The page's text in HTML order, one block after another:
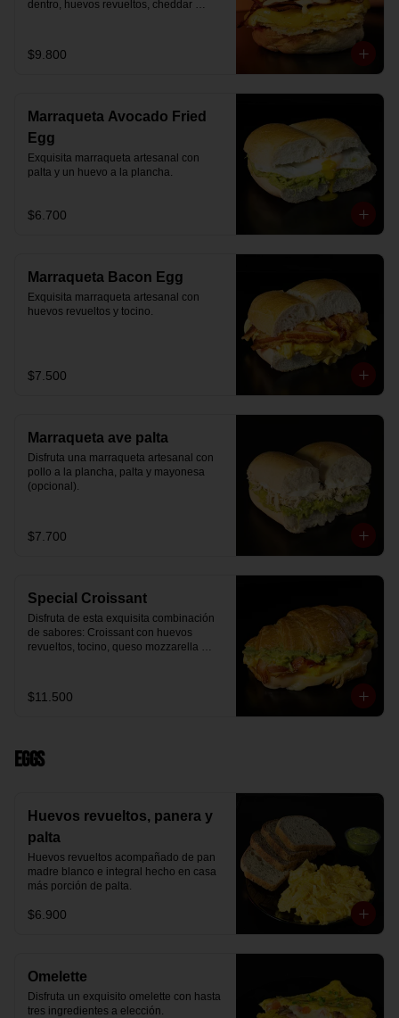
dentro, huevos revueltos, cheddar
partir el día en modo desayuno buffet.
$9.800
Marraqueta Avocado Fried
Egg
Exquisita marraqueta artesanal con
palta y un huevo a la plancha.
$6.700
Marraqueta Bacon Egg
Exquisita marraqueta artesanal con
huevos revueltos y tocino.
$7.500
Marraqueta ave palta
Disfruta una marraqueta artesanal con
pollo a la plancha, palta y mayonesa
(opcional).
$7.700
Special Croissant
Disfruta de esta exquisita combinación
de sabores: Croissant con huevos
revueltos, tocino, queso mozzarella
$11.500
Eggs
Huevos revueltos, panera y
palta
Huevos revueltos acompañado de pan
madre blanco e integral hecho en casa
más porción de palta.
$6.900
Omelette
Disfruta un exquisito omelette con hasta
tres ingredientes a elección.